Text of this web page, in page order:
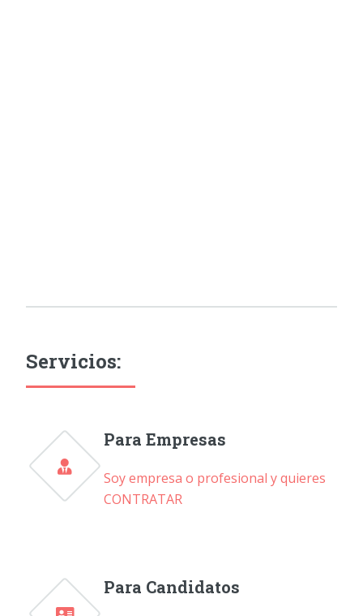
Servicios:
Para Empresas
Soy empresa o profesional y quieres
CONTRATAR
Para Candidatos